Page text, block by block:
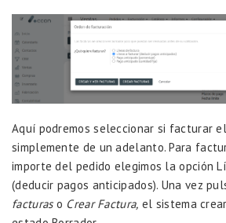
Aquí podremos seleccionar si facturar
simplemente de un adelanto. Para
importe del pedido elegimos la opción
(deducir pagos anticipados). Una vez
facturaso Crear Factura, el sistema